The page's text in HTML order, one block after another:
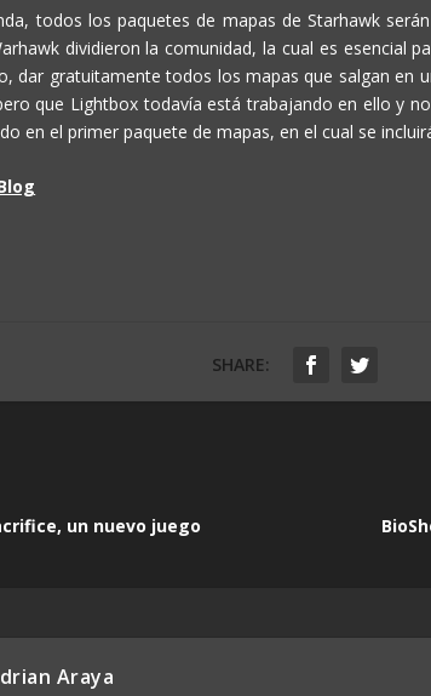
todos los paquetes de mapas de Starhawk
dividieron la comunidad, la cual es esencial
dar gratuitamente todos los mapas que salgan en
que Lightbox todavía está trabajando en ello y
en el primer paquete de mapas, en el cual se
SHARE:
un nuevo juego
Araya